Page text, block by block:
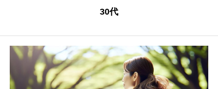
30代